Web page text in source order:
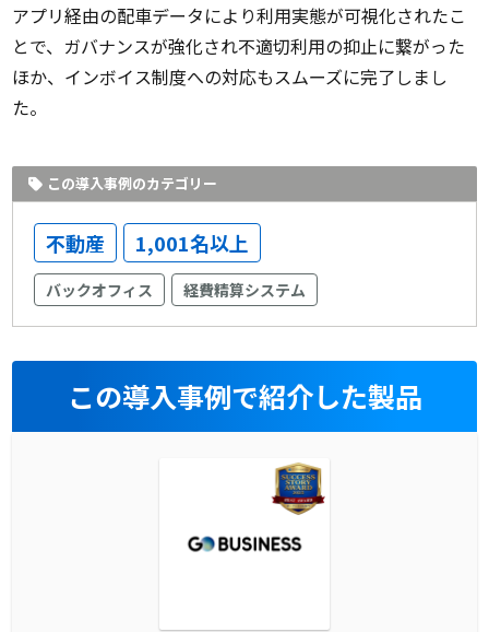
アプリ経由の配車データにより利用実態が可視化されたこ
とで、ガバナンスが強化され不適切利用の抑止に繋がった
ほか、インボイス制度への対応もスムーズに完了しまし
た。
この導入事例のカテゴリー
不動産 1,001名以上
バックオフィス 経費精算システム
この導入事例で紹介した製品